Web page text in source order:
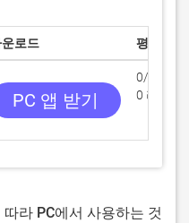
운로드 평점
PC 앱 받기
0/5
0 리뷰
라 PC에서 사용하는 것